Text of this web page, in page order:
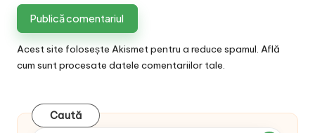
Acest site folosește Akismet pentru a reduce spamul. Află
cum sunt procesate datele comentariilor tale.
Caută